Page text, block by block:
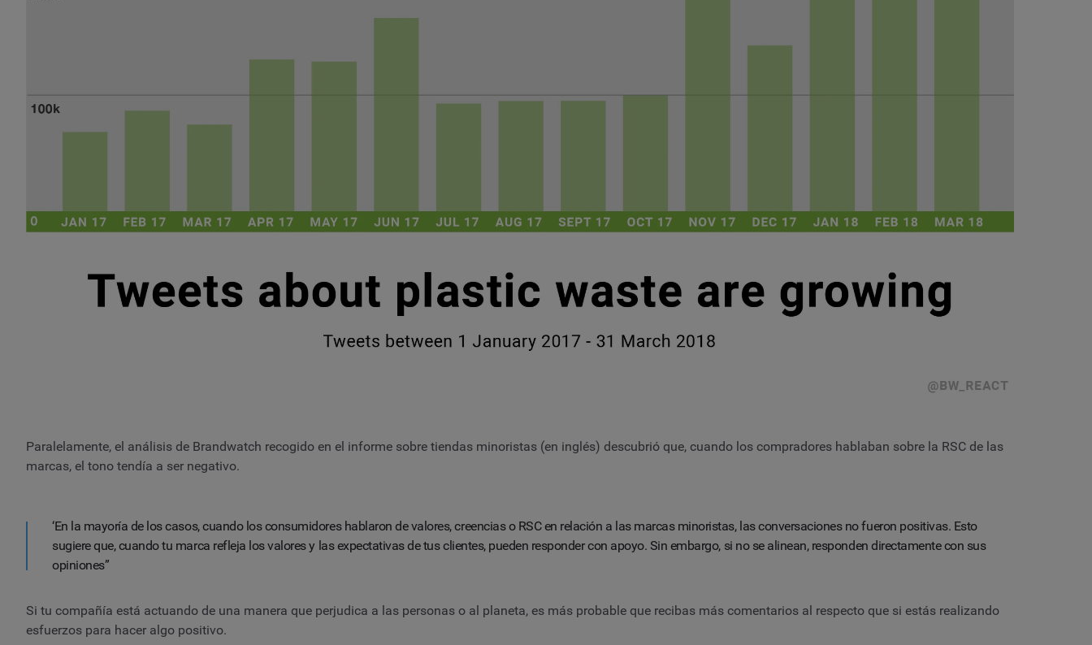
Paralelamente, el análisis de Brandwatch recogido en el informe sobre tiendas minoristas (en inglés) descubrió que, cuando los compradores hablaban sobre la RSC de las
marcas, el tono tendía a ser negativo.
‘En la mayoría de los casos, cuando los consumidores hablaron de valores, creencias o RSC en relación a las marcas minoristas, las conversaciones no fueron positivas. Esto
sugiere que, cuando tu marca refleja los valores y las expectativas de tus clientes, pueden responder con apoyo. Sin embargo, si no se alinean, responden directamente con sus
opiniones”
Si tu compañía está actuando de una manera que perjudica a las personas o al planeta, es más probable que recibas más comentarios al respecto que si estás realizando
esfuerzos para hacer algo positivo.